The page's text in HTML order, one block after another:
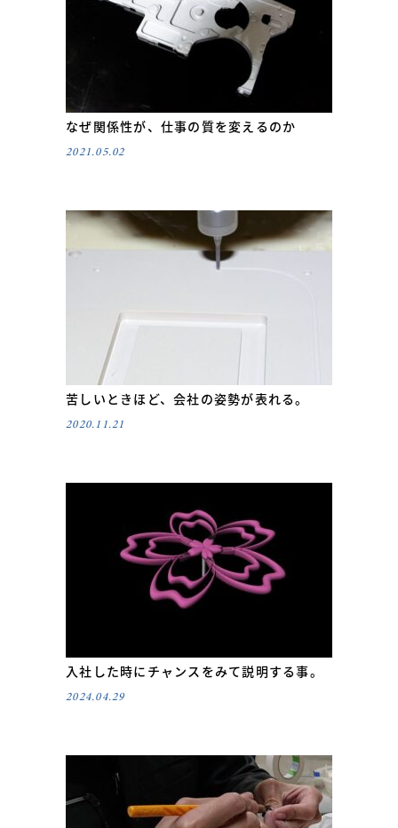
なぜ関係性が、仕事の質を変えるのか
2021.05.02
苦しいときほど、会社の姿勢が表れる。
2020.11.21
入社した時にチャンスをみて説明する事。
2024.04.29